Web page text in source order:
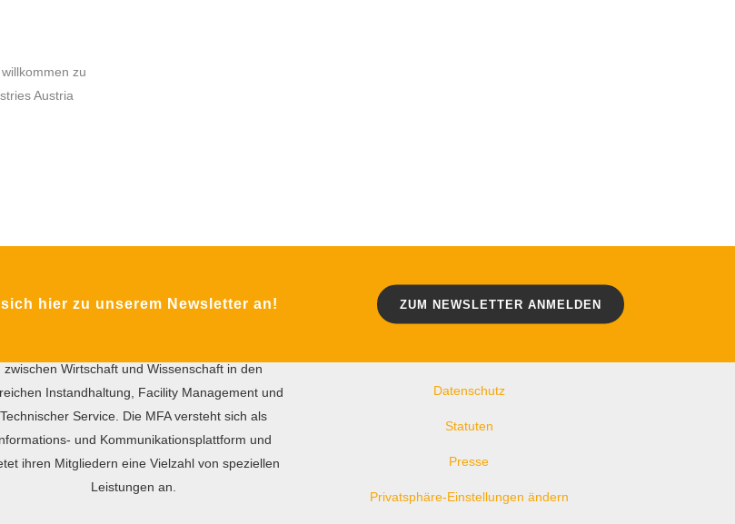
zu
Austria
hier zu unserem Newsletter an! ZUM NEWSLETTER ANMELDEN
zwischen Wirtschaft und Wissenschaft in den
Instandhaltung, Facility Management und
Technischer Service. Die MFA versteht sich als
und Kommunikationsplattform und
ihren Mitgliedern eine Vielzahl von speziellen
Leistungen an.
Datenschutz
Statuten
Presse
Privatsphäre-Einstellungen ändern